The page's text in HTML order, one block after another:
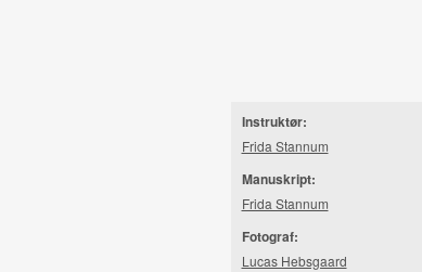
Instruktør:
Frida Stannum
Manuskript:
Frida Stannum
Fotograf:
Lucas Hebsgaard